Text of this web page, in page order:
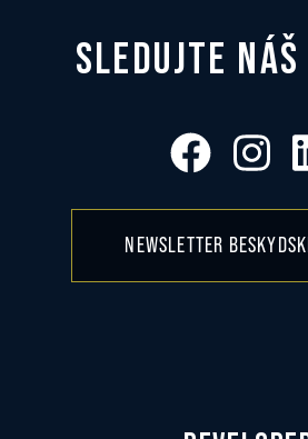
SLEDUJTE NÁŠ
NEWSLETTER